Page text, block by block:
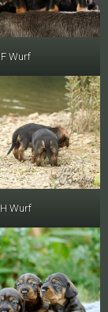
F Wurf
H Wurf